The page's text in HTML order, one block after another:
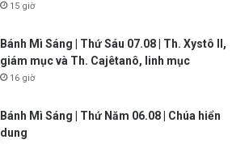
15 giờ
Bánh Mì Sáng | Thứ Sáu 07.08 | Th. Xystô II,
giám mục và Th. Cajêtanô, linh mục
16 giờ
Bánh Mì Sáng | Thứ Năm 06.08 | Chúa hiển
dung